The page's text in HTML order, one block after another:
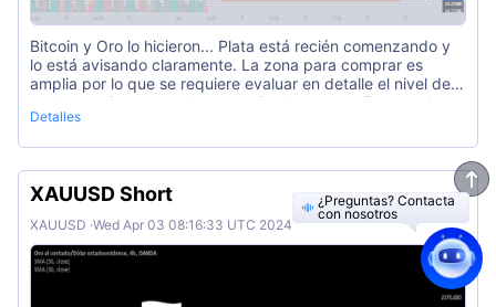
¿Preguntas? Contacta
con nosotros
Bitcoin y Oro lo hicieron... Plata está recién comenzando y
lo está avisando claramente. La zona para comprar es
amplia por lo que se requiere evaluar en detalle el nivel de
apalancamiento con el que nos involucramos. Esperando
confirmaciones en LTF podemos reducir el riesgo. Si la
Detalles
XAUUSD Short
XAUUSD ·Wed Apr 03 08:16:33 UTC 2024